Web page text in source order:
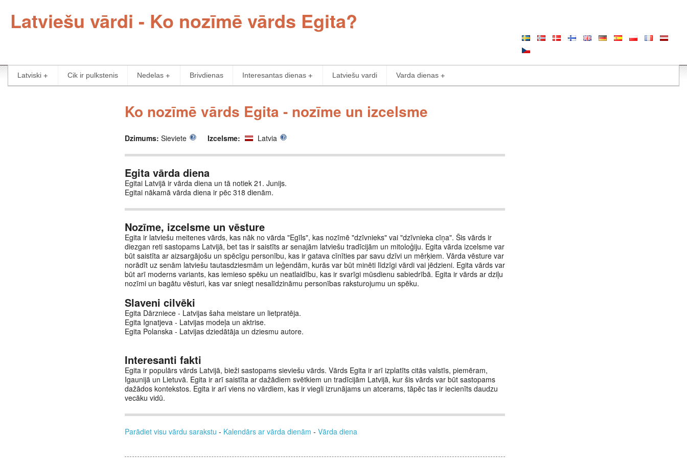
Latviešu vārdi - Ko nozīmē vārds Egita?
Latviski Cik ir pulkstenis Nedelas Brivdienas Interesantas dienas Latviešu vardi Varda dienas
Ko nozīmē vārds Egita - nozīme un izcelsme
Dzimums: Sieviete Izcelsme: Latvia
Egita vārda diena
Egitai Latvijā ir vārda diena un tā notiek 21. Junijs.
Egitai nākamā vārda diena ir pēc 318 dienām.
Nozīme, izcelsme un vēsture
Egita ir latviešu meitenes vārds, kas nāk no vārda "Egīls", kas nozīmē "dzīvnieks" vai "dzīvnieka cīņa". Šis vārds ir
diezgan reti sastopams Latvijā, bet tas ir saistīts ar senajām latviešu tradīcijām un mitoloģiju. Egita vārda izcelsme var
būt saistīta ar aizsargājošu un spēcīgu personību, kas ir gatava cīnīties par savu dzīvi un mērķiem. Vārda vēsture var
norādīt uz senām latviešu tautasdziesmām un leģendām, kurās var būt minēti līdzīgi vārdi vai jēdzieni. Egita vārds var
būt arī moderns variants, kas iemieso spēku un neatlaidību, kas ir svarīgi mūsdienu sabiedrībā. Egita ir vārds ar dziļu
nozīmi un bagātu vēsturi, kas var sniegt nesalīdzināmu personības raksturojumu un spēku.
Slaveni cilvēki
Egita Dārzniece - Latvijas šaha meistare un lietpratēja.
Egita Ignatjeva - Latvijas modeļa un aktrise.
Egita Polanska - Latvijas dziedātāja un dziesmu autore.
Interesanti fakti
Egita ir populārs vārds Latvijā, bieži sastopams sieviešu vārds. Vārds Egita ir arī izplatīts citās valstīs, piemēram,
Igaunijā un Lietuvā. Egita ir arī saistīta ar dažādiem svētkiem un tradīcijām Latvijā, kur šis vārds var būt sastopams
dažādos kontekstos. Egita ir arī viens no vārdiem, kas ir viegli izrunājams un atcerams, tāpēc tas ir iecienīts daudzu
vecāku vidū.
Parādiet visu vārdu sarakstu - Kalendārs ar vārda dienām - Vārda diena